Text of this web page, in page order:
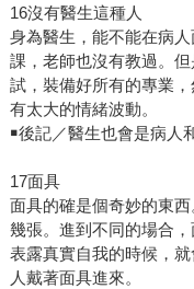
16沒有醫生這種人
身為醫生，能不能在病
課，老師也沒有教過。
試，裝備好所有的專業
有太大的情緒波動。
￭後記／醫生也會是病人
17面具
面具的確是個奇妙的東
幾張。進到不同的場合
表露真實自我的時候，
人戴著面具進來。